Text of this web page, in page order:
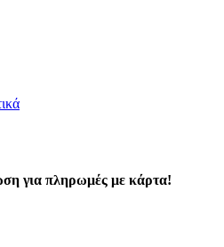
για πληρωμές με κάρτα!